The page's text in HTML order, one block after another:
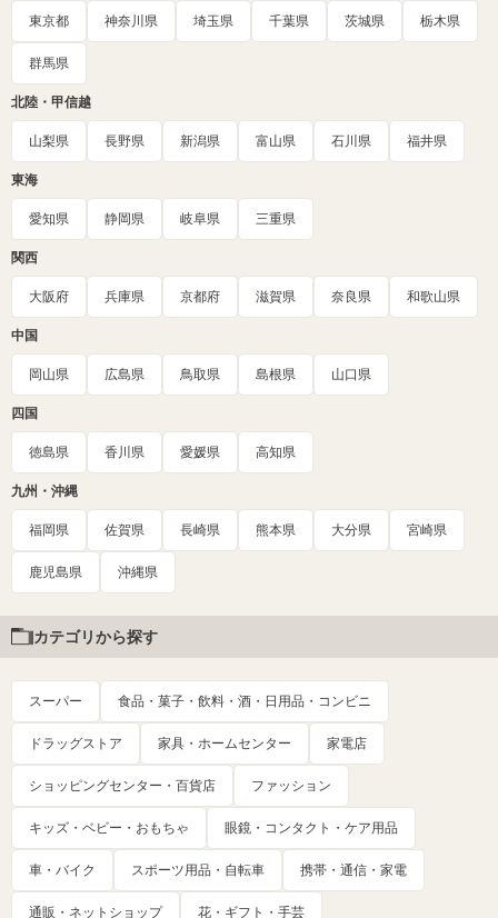
東京都 神奈川県 埼玉県 千葉県 茨城県 栃木県
群馬県
北陸・甲信越
山梨県 長野県 新潟県 富山県 石川県 福井県
東海
愛知県 静岡県 岐阜県 三重県
関西
大阪府 兵庫県 京都府 滋賀県 奈良県 和歌山県
中国
岡山県 広島県 鳥取県 島根県 山口県
四国
徳島県 香川県 愛媛県 高知県
九州・沖縄
福岡県 佐賀県 長崎県 熊本県 大分県 宮崎県
鹿児島県 沖縄県
カテゴリから探す
スーパー 食品・菓子・飲料・酒・日用品・コンビニ
ドラッグストア 家具・ホームセンター 家電店
ショッピングセンター・百貨店 ファッション
キッズ・ベビー・おもちゃ 眼鏡・コンタクト・ケア用品
車・バイク スポーツ用品・自転車 携帯・通信・家電
通販・ネットショップ 花・ギフト・手芸